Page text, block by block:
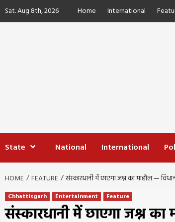
Skip
toSat. Aug 8th, 2026 Home International
State National International
HOME FEATURE संस्कारधानी में छाएगा जश्न का माहौल —
Chhattisgarh Entertainment Feature
संस्कारधानी में छाएगा जश्न